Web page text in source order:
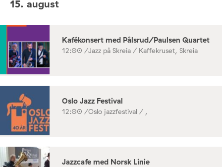
15. august
Kafékonsert med Pålsrud/Paulsen Quartet
12:00 /Jazz på Skreia / Kaffekruset, Skreia
Oslo Jazz Festival
12:00 /Oslo jazzfestival / ,
Jazzcafe med Norsk Linie